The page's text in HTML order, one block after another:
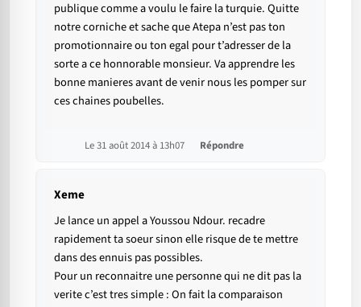
publique comme a voulu le faire la turquie. Quitte
notre corniche et sache que Atepa n’est pas ton
promotionnaire ou ton egal pour t’adresser de la
sorte a ce honnorable monsieur. Va apprendre les
bonne manieres avant de venir nous les pomper sur
ces chaines poubelles.
Le 31 août 2014 à 13h07 Répondre
Xeme
Je lance un appel a Youssou Ndour. recadre
rapidement ta soeur sinon elle risque de te mettre
dans des ennuis pas possibles.
Pour un reconnaitre une personne qui ne dit pas la
verite c’est tres simple : On fait la comparaison